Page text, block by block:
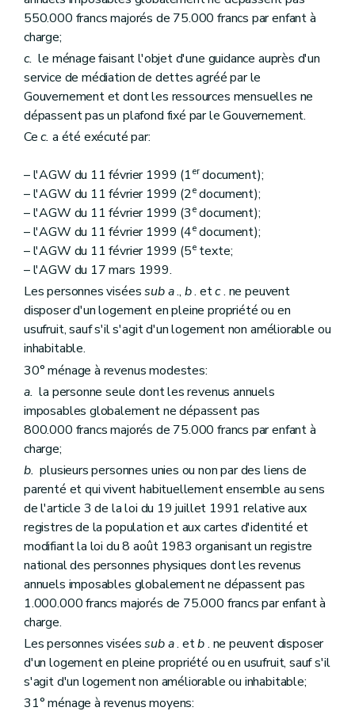
Sous-section première De la tutelle
Art. 163
Art. 165
Sous-section 2
Du commissaire
Art. 166
Art. 167
Art. 168
Art. 169
Sous-section 3
Art. 171
Section 4 Du Fonds régional de solidarité
Art. 172
Art. 173
Section 5 Des sanctions
Art. 174
Chapitre III Des sociétés de crédit social
Art. 175
Art. 176
Art. 177
Art. 178
Chapitre IV
Du Fonds du logement des familles nombreuses de Wallonie
Section première
Art. 179
Section 2
Du contrat de gestion
Art. 180
Art. 181
Art. 182
Section 4 De l'administration et du contrôle
Art. 184
Art. 185
Art. 186
Chapitre V Des pouvoirs locaux
Art. 187
Art. 188
Art. 189
Art. 190
Chapitre VI Des organismes à finalité sociale
Art. 191
Art. 192
Section 2 Des dispositions spécifiques aux agences immobilières sociales
Art. 193
Art. 194
550.000 francs majorés de 75.000 francs par enfant à
charge;
c. le ménage faisant l'objet d'une guidance auprès d'un
service de médiation de dettes agréé par le
Gouvernement et dont les ressources mensuelles ne
dépassent pas un plafond fixé par le Gouvernement.
Cec. a été exécuté par:
– l'AGW du 11 février 1999 (1erdocument);
– l'AGW du 11 février 1999 (2edocument);
– l'AGW du 11 février 1999 (3edocument);
– l'AGW du 11 février 1999 (4edocument);
– l'AGW du 11 février 1999 (5etexte;
– l'AGW du 17 mars 1999.
Les personnes viséessuba., b. etc. ne peuvent
disposer d'un logement en pleine propriété ou en
usufruit, sauf s'il s'agit d'un logement non améliorable ou
inhabitable.
30° ménage à revenus modestes:
a. la personne seule dont les revenus annuels
imposables globalement ne dépassent pas
800.000 francs majorés de 75.000 francs par enfant à
charge;
b. plusieurs personnes unies ou non par des liens de
parenté et qui vivent habituellement ensemble au sens
de l'article 3 de la loi du 19 juillet 1991 relative aux
registres de la population et aux cartes d'identité et
modifiant la loi du 8 août 1983 organisant un registre
national des personnes physiques dont les revenus
annuels imposables globalement ne dépassent pas
1.000.000 francs majorés de 75.000 francs par enfant à
charge.
Les personnes viséessuba. etb. ne peuvent disposer
d'un logement en pleine propriété ou en usufruit, sauf s'il
s'agit d'un logement non améliorable ou inhabitable;
31° ménage à revenus moyens: